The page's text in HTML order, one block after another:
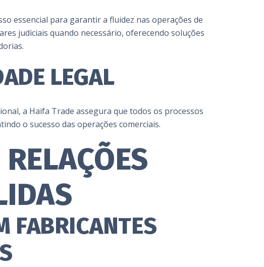
essencial para garantir a fluidez nas operações de
judiciais quando necessário, oferecendo soluções
LEGAL
a Haifa Trade assegura que todos os processos
o sucesso das operações comerciais.
FABRICANTES